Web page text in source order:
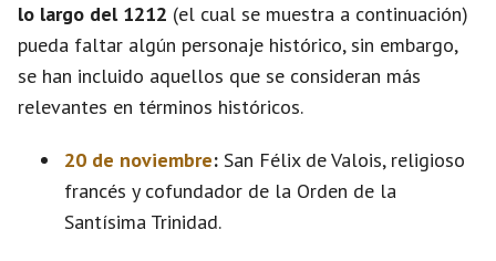
lo largo del 1212 (el cual se muestra a continuación)
pueda faltar algún personaje histórico, sin embargo,
se han incluido aquellos que se consideran más
relevantes en términos históricos.
20 de noviembre: San Félix de Valois, religioso
francés y cofundador de la Orden de la
Santísima Trinidad.